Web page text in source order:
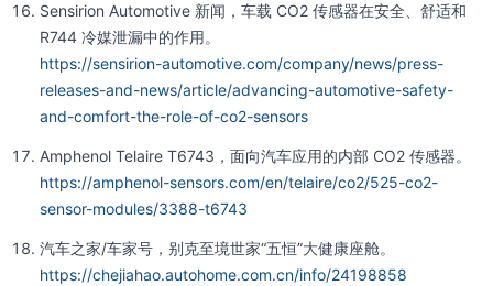
Sensirion Automotive 新闻，车载 CO2 传感器在安全、舒适和
R744 冷媒泄漏中的作用。
https://sensirion-automotive.com/company/news/press-
releases-and-news/article/advancing-automotive-safety-
and-comfort-the-role-of-co2-sensors
Amphenol Telaire T6743，面向汽车应用的内部 CO2 传感器。
https://amphenol-sensors.com/en/telaire/co2/525-co2-
sensor-modules/3388-t6743
汽车之家/车家号，别克至境世家“五恒”大健康座舱。
https://chejiahao.autohome.com.cn/info/24198858